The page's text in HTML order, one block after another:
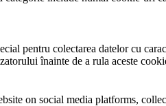
pentru colectarea datelor cu
înainte de a rula aceste
on social media platforms,